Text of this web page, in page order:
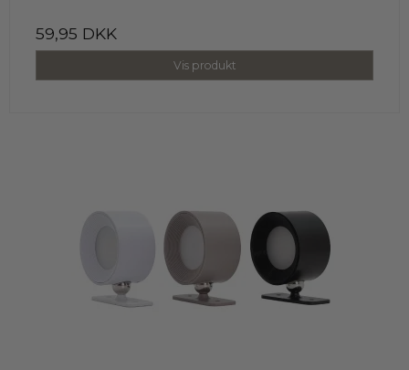
59,95 DKK
Vis produkt